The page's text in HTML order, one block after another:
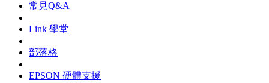
常見Q&A
Link 學堂
部落格
EPSON 硬體支援